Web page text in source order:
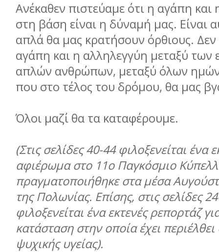
Ανέκαθεν πιστεύαμε ότι η αγάπη και
στη βάση είναι η δύναμή μας. Είναι
απλά θα μας κρατήσουν όρθιους.
αγάπη και η αλληλεγγύη μεταξύ των
απλών ανθρώπων, μεταξύ όλων
που στο τέλος του δρόμου, θα μας
Όλοι μαζί θα τα καταφέρουμε.
(Στις σελίδες 40-44 φιλοξενείται ένα
αφιέρωμα στο 11ο Παγκόσμιο
πραγματοποιήθηκε στα μέσα
της Πολωνίας. Επίσης, στις σελίδες
φιλοξενείται ένα εκτενές ρεπορτάζ
κατάσταση στην οποία έχει
ψυχικής υγείας).